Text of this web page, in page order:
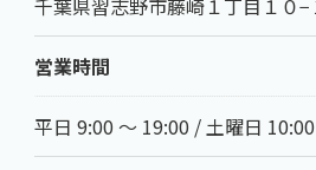
営業時間
平日 9:00 ～ 19:00 / 土曜日